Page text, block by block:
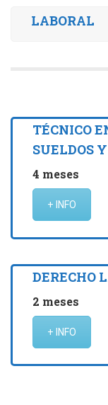
LABORAL
TÉCNICO
SUELDOS
4 meses
+ INFO
DERECHO
2 meses
+ INFO